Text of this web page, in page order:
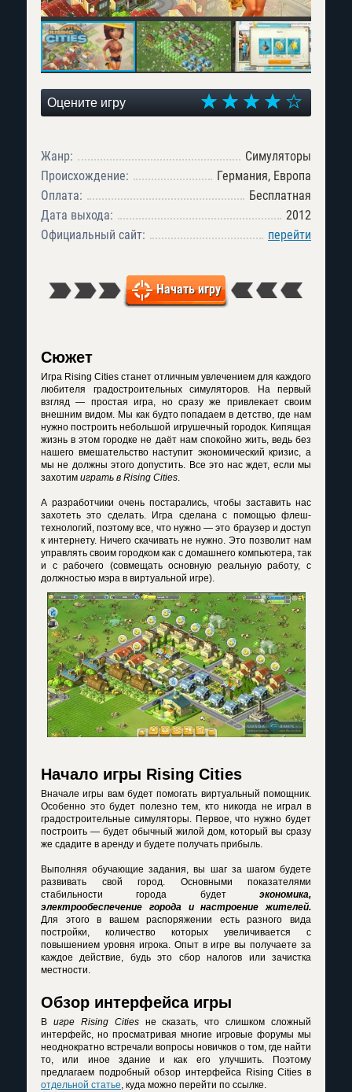
Оцените игру
Жанр:
Симуляторы
Происхождение:
Германия, Европа
Оплата:
Бесплатная
Дата выхода:
2012
Официальный сайт:
перейти
Начать игру
Сюжет
Игра Rising Cities станет отличным увлечением для каждого
любителя градостроительных симуляторов. На первый
взгляд — простая игра, но сразу же привлекает своим
внешним видом. Мы как будто попадаем в детство, где нам
нужно построить небольшой игрушечный городок. Кипящая
жизнь в этом городке не даёт нам спокойно жить, ведь без
нашего вмешательство наступит экономический кризис, а
мы не должны этого допустить. Все это нас ждет, если мы
захотим играть в Rising Cities.
А разработчики очень постарались, чтобы заставить нас
захотеть это сделать. Игра сделана с помощью флеш-
технологий, поэтому все, что нужно — это браузер и доступ
к интернету. Ничего скачивать не нужно. Это позволит нам
управлять своим городком как с домашнего компьютера, так
и с рабочего (совмещать основную реальную работу, с
должностью мэра в виртуальной игре).
Начало игры Rising Cities
Вначале игры вам будет помогать виртуальный помощник.
Особенно это будет полезно тем, кто никогда не играл в
градостроительные симуляторы. Первое, что нужно будет
построить — будет обычный жилой дом, который вы сразу
же сдадите в аренду и будете получать прибыль.
Выполняя обучающие задания, вы шаг за шагом будете
развивать свой город. Основными показателями
стабильности города будет экономика,
электрообеспечение города и настроение жителей.
Для этого в вашем распоряжении есть разного вида
постройки, количество которых увеличивается с
повышением уровня игрока. Опыт в игре вы получаете за
каждое действие, будь это сбор налогов или зачистка
местности.
Обзор интерфейса игры
В игре Rising Citiesне сказать, что слишком сложный
интерфейс, но просматривая многие игровые форумы мы
неоднократно встречали вопросы новичков о том, где найти
то, или иное здание и как его улучшить. Поэтому
предлагаем подробный обзор интерфейса Rising Cities в
отдельной статье, куда можно перейти по ссылке.